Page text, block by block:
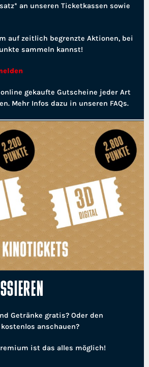
an unseren Ticketkassen sowie
auf zeitlich begrenzte Aktionen, bei
sammeln kannst!
gekaufte Gutscheine jeder Art
Mehr Infos dazu in unseren FAQs.
Getränke gratis? Oder den
anschauen?
ist das alles möglich!